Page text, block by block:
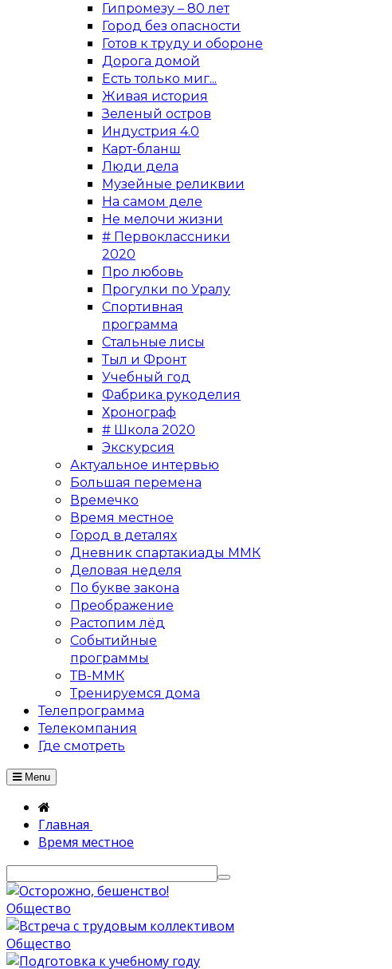
Гипромезу – 80 лет
Город без опасности
Готов к труду и обороне
Дорога домой
Есть только миг...
Живая история
Зеленый остров
Индустрия 4.0
Карт-бланш
Люди дела
Музейные реликвии
На самом деле
Не мелочи жизни
# Первоклассники
2020
Про любовь
Прогулки по Уралу
Спортивная
программа
Стальные лисы
Тыл и Фронт
Учебный год
Фабрика рукоделия
Хронограф
# Школа 2020
Экскурсия
Актуальное интервью
Большая перемена
Времечко
Время местное
Город в деталях
Дневник спартакиады ММК
Деловая неделя
По букве закона
Преображение
Растопим лёд
Событийные
программы
ТВ-ММК
Тренируемся дома
Телепрограмма
Телекомпания
Где смотреть
Menu
Главная
Время местное
Общество
Общество